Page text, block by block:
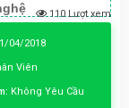
110 Lượt xem
04/2018
Viên
Không Yêu Cầu